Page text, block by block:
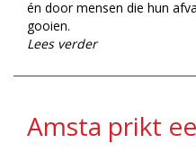
én door mensen die hun
gooien.
Lees verder
Amsta prikt